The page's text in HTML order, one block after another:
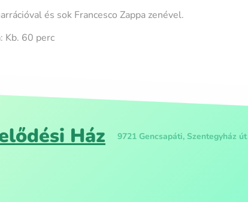
és sok Francesco Zappa zenével.
Kb. 60 perc
Ház 9721 Gencsapáti, Szentegyház